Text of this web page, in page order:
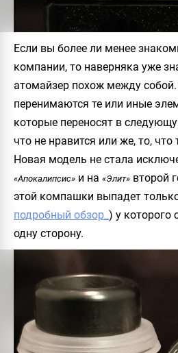
Если вы более ли менее
компании, то наверняка уже
атомайзер похож между
перенимаются те или иные
которые переносят в
что не нравится или же, то,
Новая модель не стала
«Апокалипсис» и на «Элит» второй
этой компашки выпадет
подробный обзор_ ) у которого
одну сторону.